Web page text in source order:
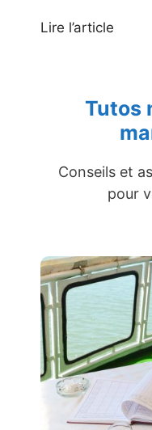
Lire l’article
Tutos
Conseils et
pour